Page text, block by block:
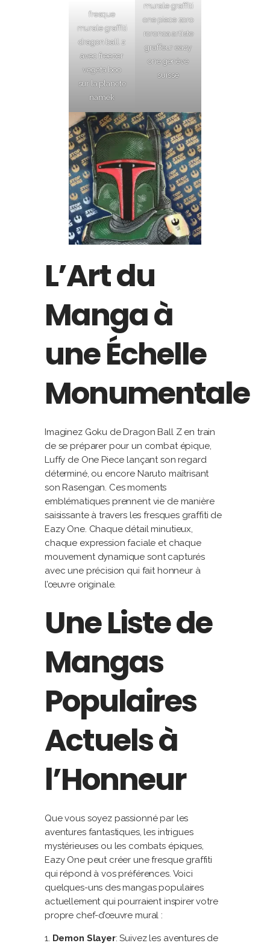
fresque
murale graffiti
dragon ball z
avec freezer
vegeta boo
sur la planete
namek
murale graffiti
one piece zoro
roronoa artiste
graffeur eazy
one genève
suisse
L’Art du
Manga à
une Échelle
Monumentale
Imaginez Goku de Dragon Ball Z en train
de se préparer pour un combat épique,
Luffy de One Piece lançant son regard
déterminé, ou encore Naruto maîtrisant
son Rasengan. Ces moments
emblématiques prennent vie de manière
saisissante à travers les fresques graffiti de
Eazy One. Chaque détail minutieux,
chaque expression faciale et chaque
mouvement dynamique sont capturés
avec une précision qui fait honneur à
l’œuvre originale.
Une Liste de
Mangas
Populaires
Actuels à
l’Honneur
Que vous soyez passionné par les
aventures fantastiques, les intrigues
mystérieuses ou les combats épiques,
Eazy One peut créer une fresque graffiti
qui répond à vos préférences. Voici
quelques-uns des mangas populaires
actuellement qui pourraient inspirer votre
propre chef-d’œuvre mural :
Demon Slayer: Suivez les aventures de